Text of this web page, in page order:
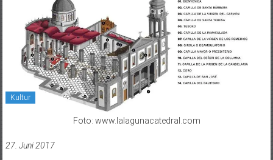
Kultur
Foto: www.lalagunacatedral.com
27. Juni 2017